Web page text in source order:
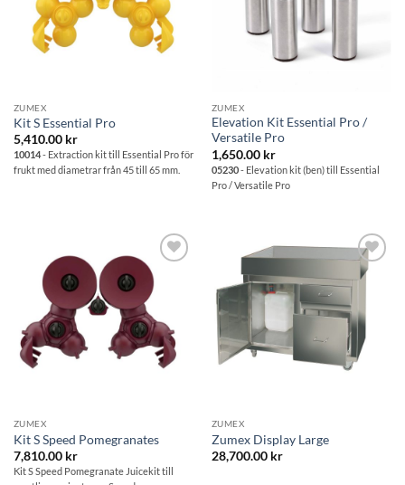
ZUMEX
Kit S Essential Pro
5,410.00 kr
10014- Extraction kit till Essential Pro för
frukt med diametrar från 45 till 65 mm.
ZUMEX
Elevation Kit Essential Pro /
Versatile Pro
1,650.00 kr
05230- Elevation kit (ben) till Essential
Pro / Versatile Pro
Lägg till i
önskelistan
ZUMEX
Kit S Speed Pomegranates
7,810.00 kr
Kit S Speed Pomegranate Juicekit till
Lägg till i
önskelistan
ZUMEX
Zumex Display Large
28,700.00 kr